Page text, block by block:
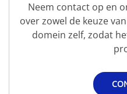
Neem contact op en
over zowel de keuze
domein zelf, zodat